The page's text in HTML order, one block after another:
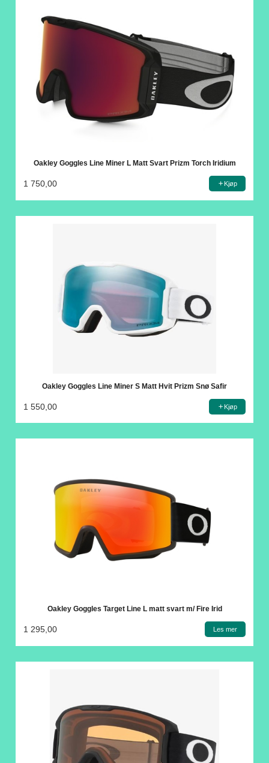
Oakley Goggles Line Miner L Matt Svart Prizm Torch Iridium
1 750,00 Kjøp
Oakley Goggles Line Miner S Matt Hvit Prizm Snø Safir
1 550,00 Kjøp
Oakley Goggles Target Line L matt svart m/ Fire Irid
1 295,00 Les mer